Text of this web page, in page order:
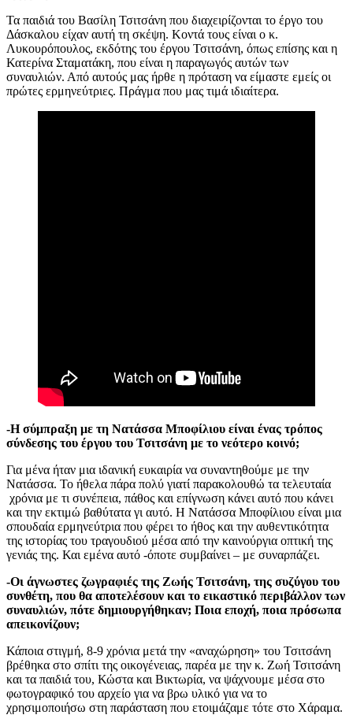
Τα παιδιά του Βασίλη Τσιτσάνη που διαχειρίζονται το έργο του
Δάσκαλου είχαν αυτή τη σκέψη. Κοντά τους είναι ο κ.
Λυκουρόπουλος, εκδότης του έργου Τσιτσάνη, όπως επίσης και η
Κατερίνα Σταματάκη, που είναι η παραγωγός αυτών των
συναυλιών. Από αυτούς μας ήρθε η πρόταση να είμαστε εμείς οι
πρώτες ερμηνεύτριες. Πράγμα που μας τιμά ιδιαίτερα.
-Η σύμπραξη με τη Νατάσσα Μποφίλιου είναι ένας τρόπος
σύνδεσης του έργου του Τσιτσάνη με το νεότερο κοινό;
Για μένα ήταν μια ιδανική ευκαιρία να συναντηθούμε με την
Νατάσσα. Το ήθελα πάρα πολύ γιατί παρακολουθώ τα τελευταία
χρόνια με τι συνέπεια, πάθος και επίγνωση κάνει αυτό που κάνει
και την εκτιμώ βαθύτατα γι αυτό. Η Νατάσσα Μποφίλιου είναι μια
σπουδαία ερμηνεύτρια που φέρει το ήθος και την αυθεντικότητα
της ιστορίας του τραγουδιού μέσα από την καινούργια οπτική της
γενιάς της. Και εμένα αυτό -όποτε συμβαίνει – με συναρπάζει.
-Οι άγνωστες ζωγραφιές της Ζωής Τσιτσάνη, της συζύγου του
συνθέτη, που θα αποτελέσουν και το εικαστικό περιβάλλον των
συναυλιών, πότε δημιουργήθηκαν; Ποια εποχή, ποια πρόσωπα
απεικονίζουν;
Κάποια στιγμή, 8-9 χρόνια μετά την «αναχώρηση» του Τσιτσάνη
βρέθηκα στο σπίτι της οικογένειας, παρέα με την κ. Ζωή Τσιτσάνη
και τα παιδιά του, Κώστα και Βικτωρία, να ψάχνουμε μέσα στο
φωτογραφικό του αρχείο για να βρω υλικό για να το
χρησιμοποιήσω στη παράσταση που ετοιμάζαμε τότε στο Χάραμα.